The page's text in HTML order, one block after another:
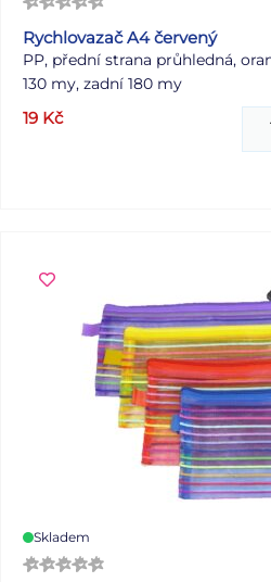
Rychlovazač A4 červený
PP, přední strana průhledná,
130 my, zadní 180 my
19 Kč
Skladem